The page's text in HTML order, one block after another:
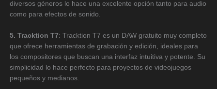
diversos géneros lo hace una excelente opción tanto para audio
como para efectos de sonido.
5. Tracktion T7: Tracktion T7 es un DAW gratuito muy completo
que ofrece herramientas de grabación y edición, ideales para
los compositores que buscan una interfaz intuitiva y potente. Su
simplicidad lo hace perfecto para proyectos de videojuegos
pequeños y medianos.